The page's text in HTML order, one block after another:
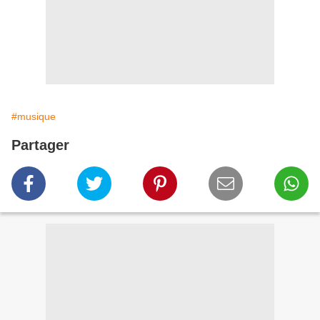
#musique
Partager